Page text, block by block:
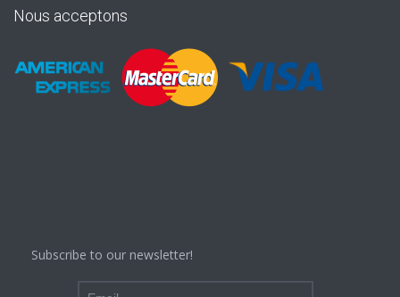
Nous acceptons
Subscribe to our newsletter!